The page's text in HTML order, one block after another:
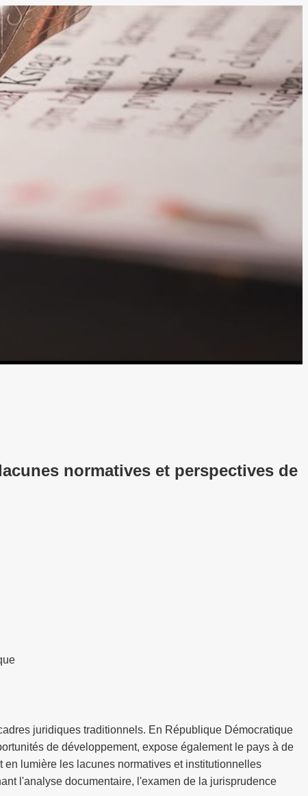
normatives et perspectives de
juridiques traditionnels. En République Démocratique
de développement, expose également le pays à de
lumière les lacunes normatives et institutionnelles
l'analyse documentaire, l'examen de la jurisprudence